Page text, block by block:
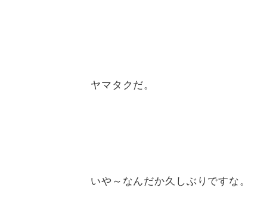
ヤマタクだ。
いや～なんだか久しぶりですな。